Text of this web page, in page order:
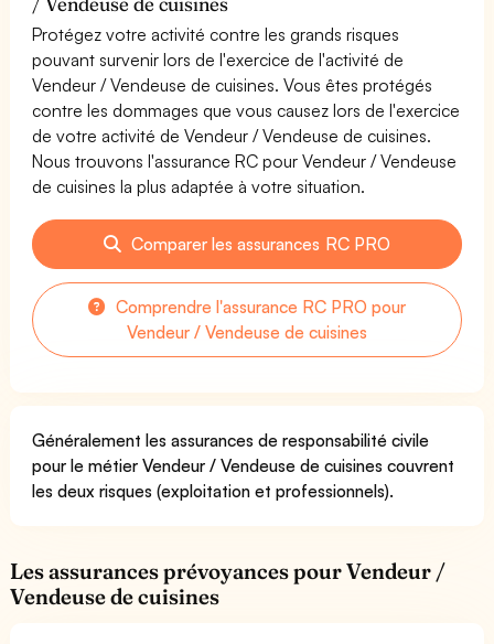
Protégez votre activité contre les grands risques
pouvant survenir lors de l'exercice de l'activité de
Vendeur / Vendeuse de cuisines. Vous êtes protégés
contre les dommages que vous causez lors de l'exercice
de votre activité de Vendeur / Vendeuse de cuisines.
Nous trouvons l'assurance RC pour Vendeur / Vendeuse
de cuisines la plus adaptée à votre situation.
Comparer les assurances RC PRO
Comprendre l'assurance RC PRO pour
Vendeur / Vendeuse de cuisines
Généralement les assurances de responsabilité civile
pour le métier Vendeur / Vendeuse de cuisines couvrent
les deux risques (exploitation et professionnels).
Les assurances prévoyances pour Vendeur /
Vendeuse de cuisines